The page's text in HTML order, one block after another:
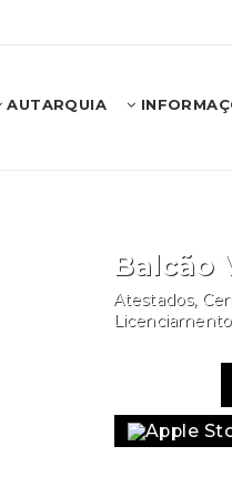
AUTARQUIA
Balcão
Atestados,